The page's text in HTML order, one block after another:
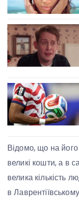
Відомо, що на
великі кошти, а в
велика кількість
в